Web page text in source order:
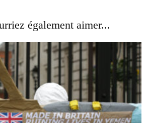
également aimer...